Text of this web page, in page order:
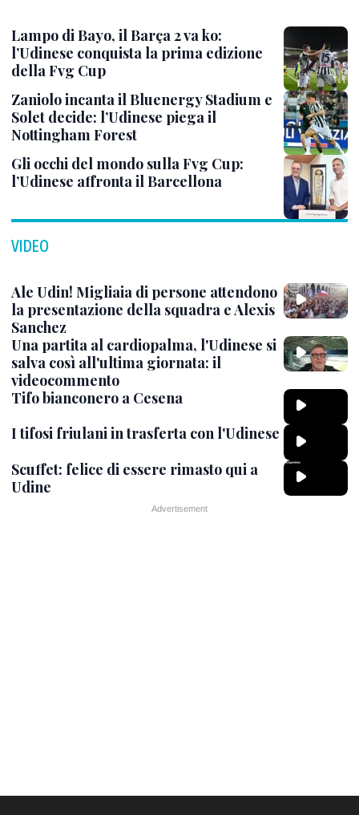
Lampo di Bayo, il Barça 2 va ko:
l’Udinese conquista la prima edizione
della Fvg Cup
Zaniolo incanta il Bluenergy Stadium e
Solet decide: l’Udinese piega il
Nottingham Forest
Gli occhi del mondo sulla Fvg Cup:
l’Udinese affronta il Barcellona
VIDEO
Ale Udin! Migliaia di persone attendono
la presentazione della squadra e Alexis
Sanchez
Una partita al cardiopalma, l'Udinese si
salva così all'ultima giornata: il
videocommento
Tifo bianconero a Cesena
I tifosi friulani in trasferta con l'Udinese
Scuffet: felice di essere rimasto qui a
Udine